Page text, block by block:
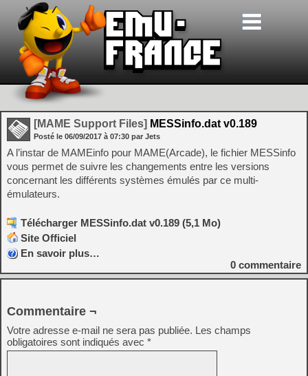
[MAME Support Files] MESSinfo.dat v0.189
Posté le 06/09/2017 à 07:30 par Jets
A l’instar de MAMEinfo pour MAME(Arcade), le fichier MESSinfo
vous permet de suivre les changements entre les versions
concernant les différents systèmes émulés par ce multi-
émulateurs.
Télécharger MESSinfo.dat v0.189 (5,1 Mo)
Site Officiel
En savoir plus…
0 commentaire
Commentaire ¬
Votre adresse e-mail ne sera pas publiée. Les champs
obligatoires sont indiqués avec *